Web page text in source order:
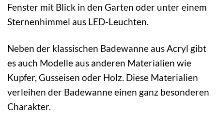
Fenster mit Blick in den Garten oder unter einem
Sternenhimmel aus LED-Leuchten.
Neben der klassischen Badewanne aus Acryl gibt
es auch Modelle aus anderen Materialien wie
Kupfer, Gusseisen oder Holz. Diese Materialien
verleihen der Badewanne einen ganz besonderen
Charakter.